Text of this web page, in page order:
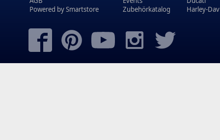
Powered bySmartstore
Zubehörkatalog
Harley-